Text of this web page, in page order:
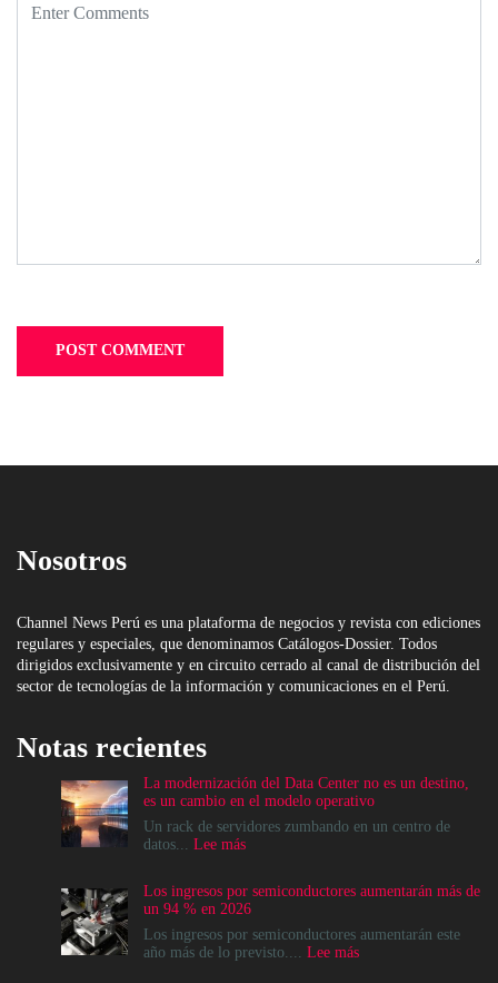
Nosotros
Channel News Perú es una plataforma de negocios y revista con ediciones
regulares y especiales, que denominamos Catálogos-Dossier. Todos
dirigidos exclusivamente y en circuito cerrado al canal de distribución del
sector de tecnologías de la información y comunicaciones en el Perú.
Notas recientes
La modernización del Data Center no es un destino,
es un cambio en el modelo operativo
Un rack de servidores zumbando en un centro de
datos... Lee más:
del
Data
Center
no
Los ingresos por semiconductores aumentarán más de
un 94 % en 2026
Los ingresos por semiconductores aumentarán este
año más de lo previsto.... Lee más: